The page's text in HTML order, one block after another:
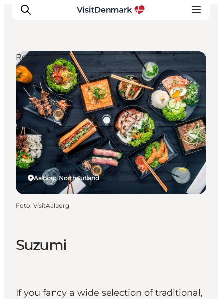
Ispirazioni
Dove andare
Cosa fare
Dove dormire
Pianifica il viaggio
Suzumi
If you fancy a wide selection of traditional,
Aalborg, North Jutland
Restaurants
Foto: VisitAalborg